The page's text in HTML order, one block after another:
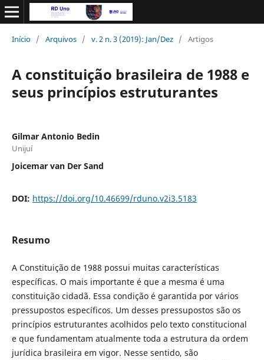
Início / Arquivos / v. 2 n. 3 (2019): Jan/Dez / Artigos
A constituição brasileira de 1988 e
seus princípios estruturantes
Gilmar Antonio Bedin
Unijuí
Joicemar van Der Sand
DOI: https://doi.org/10.46699/rduno.v2i3.5183
Resumo
A Constituição de 1988 possui muitas características
específicas. O mais importante é que a mesma é uma
constituição cidadã. Essa condição é garantida por vários
pressupostos específicos. Um desses pressupostos são os
princípios estruturantes acolhidos pelo texto constitucional
e que fundamentam atualmente toda a estrutura da ordem
jurídica brasileira em vigor. Nesse sentido, são